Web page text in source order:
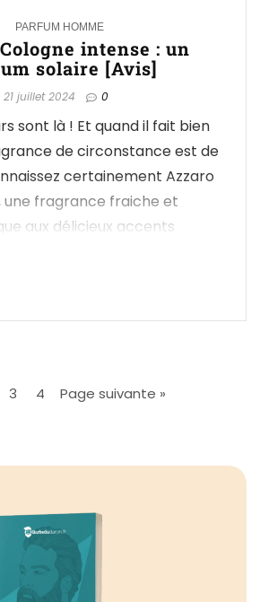
PARFUM HOMME
intense : un
solaire [Avis]
21 juillet 2024 0
sont là ! Et quand il fait bien
de circonstance est de
certainement Azzaro
une fragrance fraiche et
aux délicieux accents
C’est d’ailleurs une eau de
3 4 Page suivante »